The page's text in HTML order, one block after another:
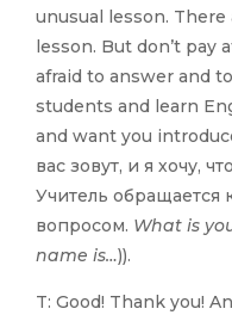
unusual lesson.
lesson. But don’t pay
afraid to answer and
students and learn
and want you
вас зовут, и я хочу,
Учитель обращается
вопросом. What is
name is…)).
T: Good! Thank you!